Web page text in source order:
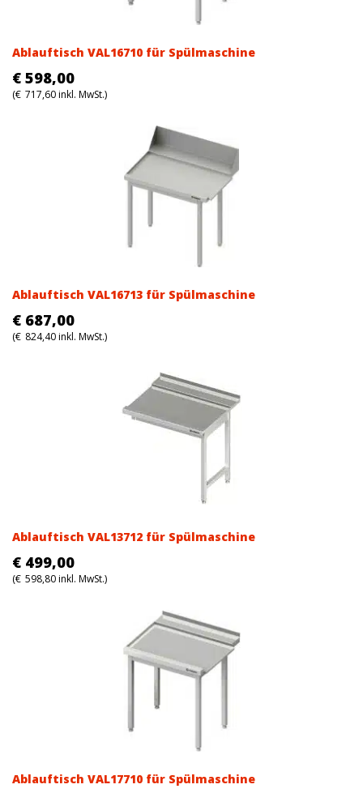
Ablauftisch VAL16710 für Spülmaschine
€ 598,00
(€ 717,60inkl. MwSt.)
Ablauftisch VAL16713 für Spülmaschine
€ 687,00
(€ 824,40inkl. MwSt.)
Ablauftisch VAL13712 für Spülmaschine
€ 499,00
(€ 598,80inkl. MwSt.)
Ablauftisch VAL17710 für Spülmaschine